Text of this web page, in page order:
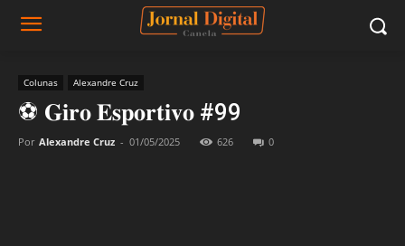
Colunas Alexandre Cruz
⚽ 𝐆𝐢𝐫𝐨 𝐄𝐬𝐩𝐨𝐫𝐭𝐢𝐯𝐨 #99
Por Alexandre Cruz - 01/05/2025 626 0